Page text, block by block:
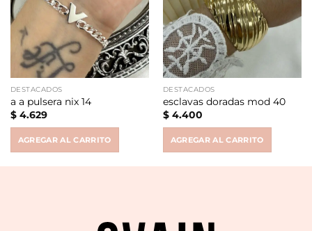
DESTACADOS
a a pulsera nix 14
$4.629
AGREGAR AL CARRITO
DESTACADOS
esclavas doradas mod 40
$4.400
AGREGAR AL CARRITO